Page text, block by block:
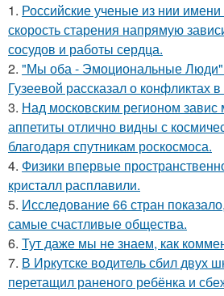
1. Российские ученые из нии
скорость старения напрямую
сосудов и работы сердца.
2. "Мы оба - Эмоциональные
Гузеевой рассказал о конфликтах
3. Над московским регионом
аппетиты отлично видны с
благодаря спутникам роскосмоса.
4. Физики впервые
кристалл расплавили.
5. Исследование 66 стран
самые счастливые общества.
6. Тут даже мы не знаем, как
7. В Иркутске водитель сбил двух
перетащил раненого ребёнка и